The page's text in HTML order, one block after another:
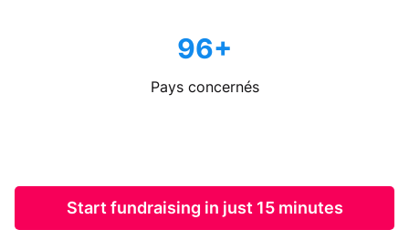
96+
Pays concernés
Start fundraising in just 15 minutes